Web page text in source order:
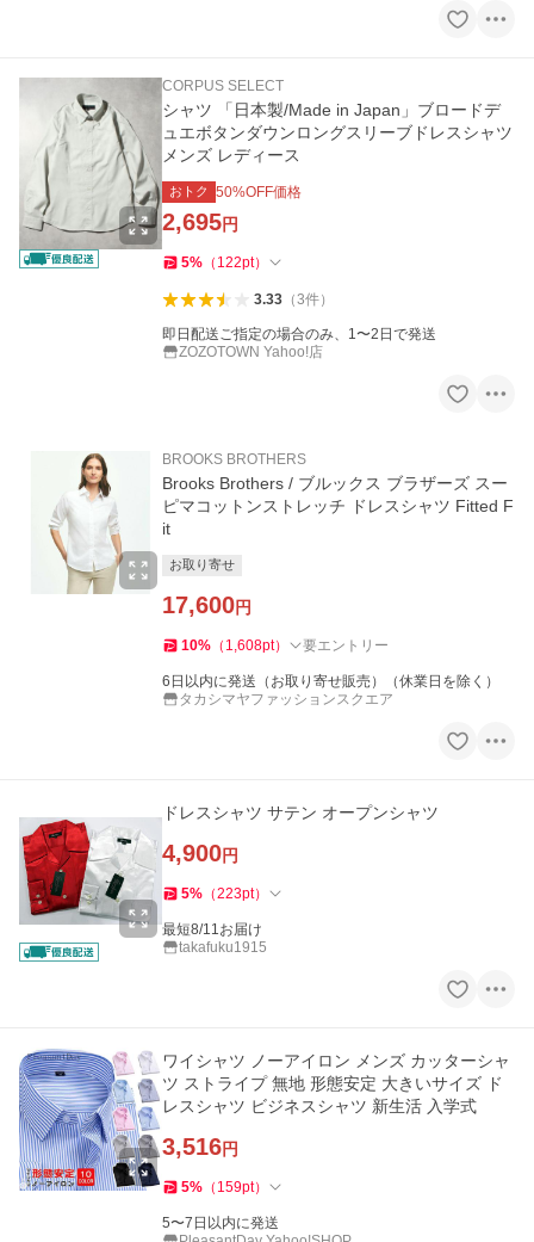
CORPUS SELECT
シャツ 「日本製/Made in Japan」ブロードデ
ュエボタンダウンロングスリーブドレスシャツ
メンズ レディース
おトク 50%OFF価格
2,695円
5% （ 122pt）
3.33（3件）
即日配送ご指定の場合のみ、1〜2日で発送
ZOZOTOWN Yahoo!店
BROOKS BROTHERS
Brooks Brothers / ブルックス ブラザーズ スー
ピマコットンストレッチ ドレスシャツ Fitted F
it
お取り寄せ
17,600円
10% （ 1,608pt） 要エントリー
6日以内に発送（お取り寄せ販売）（休業日を除く）
タカシマヤファッションスクエア
ドレスシャツ サテン オープンシャツ
4,900円
5% （223pt）
最短8/11お届け
takafuku1915
ワイシャツ ノーアイロン メンズ カッターシャ
ツ ストライプ 無地 形態安定 大きいサイズ ド
レスシャツ ビジネスシャツ 新生活 入学式
3,516円
5% （ 159pt）
5〜7日以内に発送